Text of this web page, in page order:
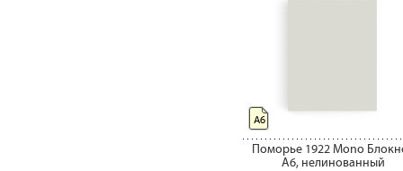
Поморье 1922 Mono
А6, нелинованный
А6